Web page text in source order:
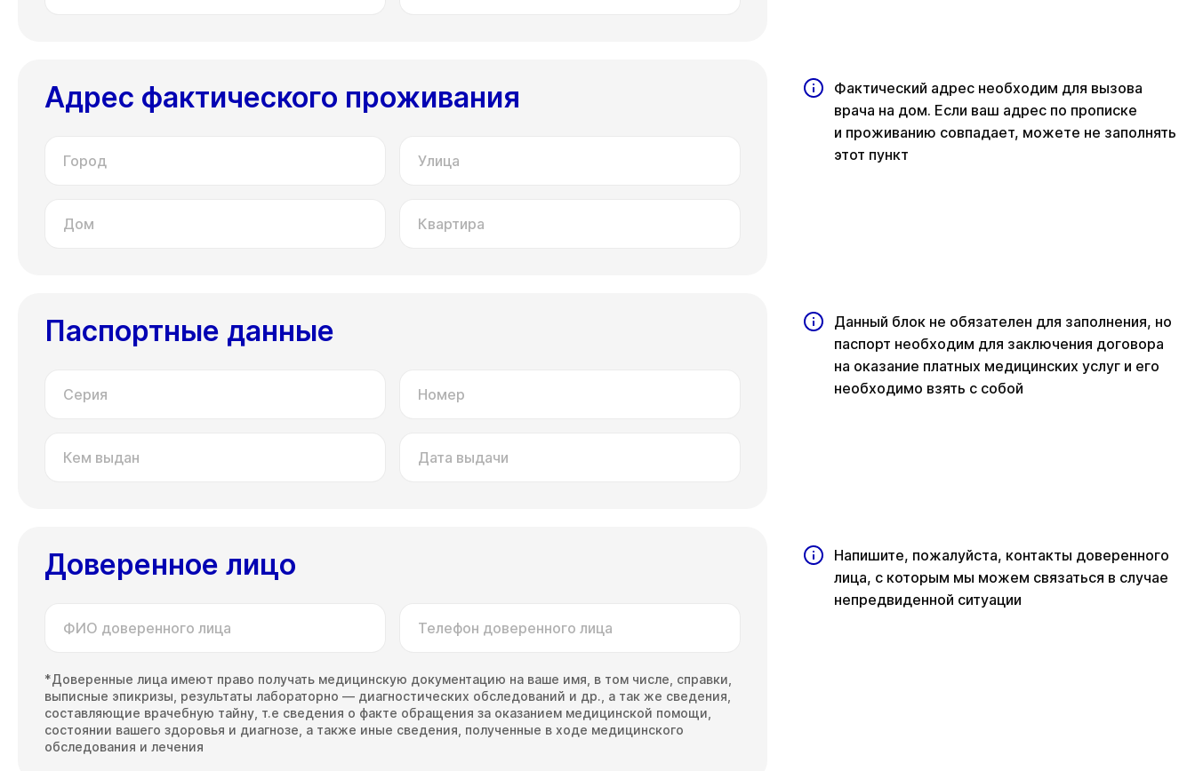
Адрес фактического проживания
Город Улица
Дом Квартира
Фактический адрес необходим для вызова
врача на дом. Если ваш адрес по прописке
и проживанию совпадает, можете не заполнять
этот пункт
Паспортные данные
Серия Номер
Кем выдан Дата выдачи
Данный блок не обязателен для заполнения, но
паспорт необходим для заключения договора
на оказание платных медицинских услуг и его
необходимо взять с собой
Доверенное лицо
ФИО доверенного лица Телефон доверенного лица
*Доверенные лица имеют право получать медицинскую документацию на ваше имя, в том числе, справки,
выписные эпикризы, результаты лабораторно — диагностических обследований и др., а так же сведения,
составляющие врачебную тайну, т.е сведения о факте обращения за оказанием медицинской помощи,
состоянии вашего здоровья и диагнозе, а также иные сведения, полученные в ходе медицинского
обследования и лечения
Напишите, пожалуйста, контакты доверенного
лица, с которым мы можем связаться в случае
непредвиденной ситуации